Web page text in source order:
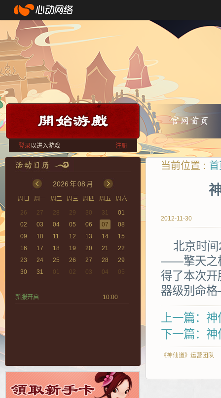
登录以进入游戏 注册
2026年08 月
周日 周一 周二 周三 周四 周五
周六
26
27 28 29 30 31
01
02
03 04 05 06 07
08
09
10 11 12 13 14
15
16
17 18 19 20 21
22
23
24 25 26 27 28
29
30
31 01 02 03 04 05
新服开启 10:00
当前位置 :
2012-11-30
北京时
——擎天之
得了本次
器级别命
上一篇：
下一篇：
《神仙道》运营团队